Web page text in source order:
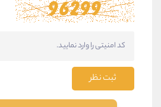
ثبت نظر